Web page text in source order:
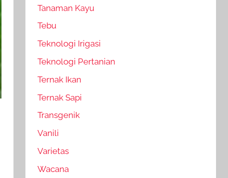
Tanaman Kayu
Tebu
Teknologi Irigasi
Teknologi Pertanian
Ternak Ikan
Ternak Sapi
Transgenik
Vanili
Varietas
Wacana